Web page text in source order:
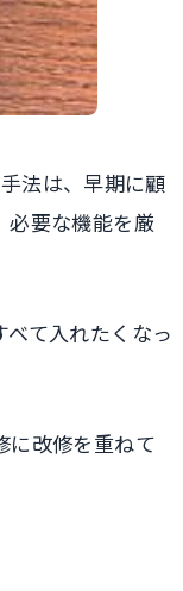
法は、早期に顧
必要な機能を厳
て入れたくなっ
に改修を重ねて